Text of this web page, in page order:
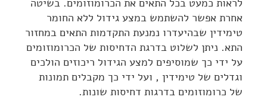
לראות כמעט בכל התאים את הכרומוזומים. בשיטה
אחרת אפשר להשתמש במצע גידול ללא החומר
טימידין שבהיעדרו נמנעת התקדמות התאים במחזור
התא. ניתן לשלוט בדרגת הדחיסות של הכרומוזומים
על ידי כך שמוסיפים למצע הגידול ריכוזים הולכים
וגדלים של טימידין , ועל ידי כך מקבלים תמונות
של כרומוזומים בדרגות דחיסות שונות.